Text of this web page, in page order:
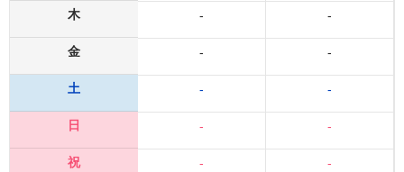
木
金
土
日
祝
-
-
-
-
-
-
-
-
-
-